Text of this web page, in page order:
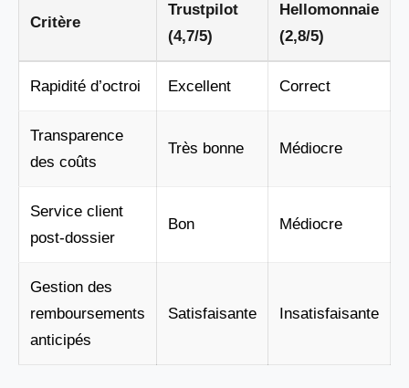
Critère
Trustpilot
(4,7/5)
Hellomonnaie
(2,8/5)
Rapidité d’octroi Excellent Correct
Transparence
des coûts
Très bonne Médiocre
Service client
post-dossier
Bon Médiocre
Gestion des
remboursements
anticipés
Satisfaisante Insatisfaisante